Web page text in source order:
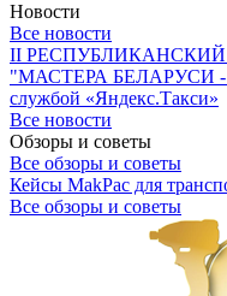
Новости
Все новости
II
"МАСТЕРА БЕЛАРУСИ -
службой «Яндекс.Такси»
Все новости
Обзоры и советы
Все обзоры и советы
Кейсы MakPac для
Все обзоры и советы